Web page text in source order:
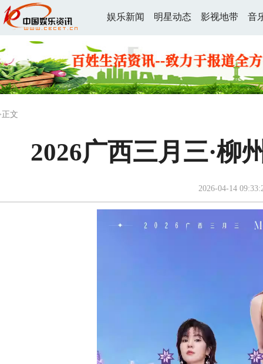
娱乐新闻 明星动态 影视地带 音
文
2026广西三月三·柳
2026-04-14